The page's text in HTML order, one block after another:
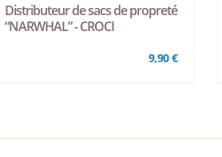
Distributeur de sacs de propreté
“NARWHAL” - CROCI
9,90 €